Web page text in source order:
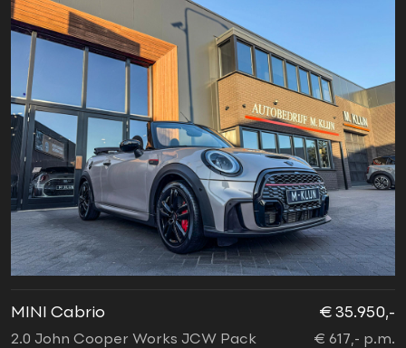
MINI Cabrio
2.0 John Cooper Works JCW Pack
€ 35.950,-
€ 617,- p.m.